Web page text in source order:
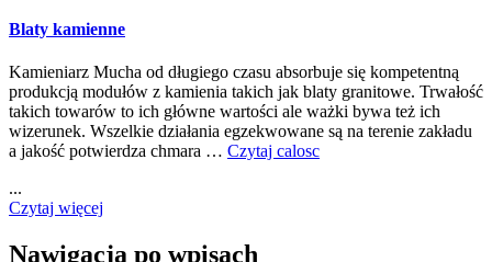
Blaty kamienne
Kamieniarz Mucha od długiego czasu absorbuje się kompetentną
produkcją modułów z kamienia takich jak blaty granitowe. Trwałość
takich towarów to ich główne wartości ale ważki bywa też ich
wizerunek. Wszelkie działania egzekwowane są na terenie zakładu
a jakość potwierdza chmara … Czytaj calosc
...
Czytaj więcej
Nawigacja po wpisach